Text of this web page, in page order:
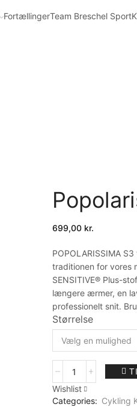
FortællingerTeam Breschel Sport
699,00 kr.
POPOLARISSIMA
traditionen for vores
SENSITIVE® Plus-
længere ærmer, en
professionelt snit.
Størrelse
Wishlist
Categories: Cykling